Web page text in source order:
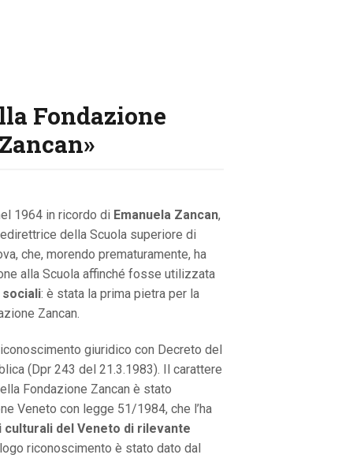
Fondazione
1964 in ricordo di Emanuela Zancan,
della Scuola superiore di
che, morendo prematuramente, ha
alla Scuola affinché fosse utilizzata
: è stata la prima pietra per la
Zancan.
giuridico con Decreto del
(Dpr 243 del 21.3.1983). Il carattere
Fondazione Zancan è stato
Veneto con legge 51/1984, che l’ha
del Veneto di rilevante
riconoscimento è stato dato dal